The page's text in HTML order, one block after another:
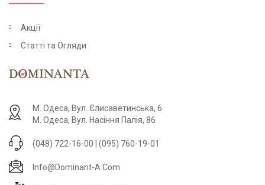
Акції
Статті та Огляди
М. Одеса, Вул. Єлисаветинська, 6
М. Одеса, Вул. Насіння Палія, 86
(048) 722-16-00 | (095) 760-19-01
Info@dominant-A.com